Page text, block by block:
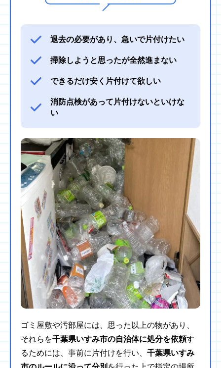
退去の必要があり、急いで片付けたい
掃除しようと思ったが全然進まない
できるだけ安く片付けて欲しい
消防点検があって片付けないといけな
い
ゴミ屋敷や汚部屋には、思った以上の物があり、
それらを千葉県いすみ市の自治体に処分を依頼す
るためには、事前に片付けを行い、 千葉県いすみ